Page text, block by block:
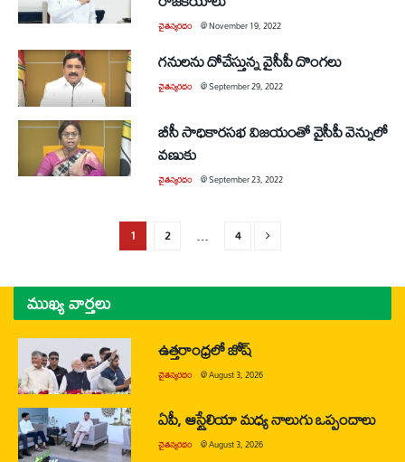
చైతన్యరధం @November 19, 2022
గనులను దోచేస్తున్న వైసీపీ దొంగలు
చైతన్యరధం @September 29, 2022
బీసీ సాధికారసభ విజయంతో వైసీపీ వెన్నులో
వణుకు
చైతన్యరధం @September 23, 2022
1 2 … 4
ముఖ్య వార్తలు
ఉత్తరాంధ్రలో జోష్
చైతన్యరధం @August 3, 2026
ఏపీ, ఆస్ట్రేలియా మధ్య నాలుగు ఒప్పందాలు
చైతన్యరధం @August 3, 2026